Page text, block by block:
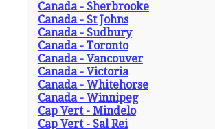
Canada - Sherbrooke
Canada - St Johns
Canada - Sudbury
Canada - Toronto
Canada - Vancouver
Canada - Victoria
Canada - Whitehorse
Canada - Winnipeg
Cap Vert - Mindelo
Cap Vert - Sal Rei